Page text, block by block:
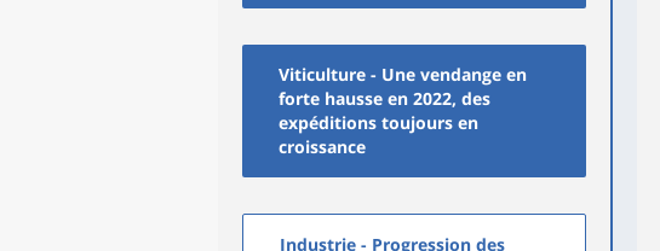
Viticulture - Une vendange en
forte hausse en 2022, des
expéditions toujours en
croissance
Industrie - Progression des